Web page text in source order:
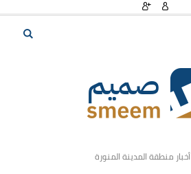
أخبار منطقة المدينة المنورة